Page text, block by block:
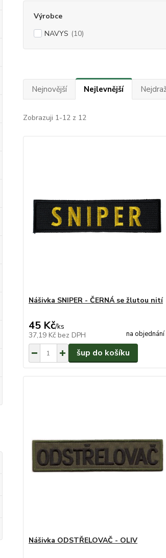
Výrobce
NAVYS (10)
Nejnovější Nejlevnější
Zobrazuji 1-12 z 12
Nášivka SNIPER - ČERNÁ se žlutou nití
45 Kč/ks
37,19 Kč bez DPH na objednání
šup do košíku
Nášivka ODSTŘELOVAČ - OLIV